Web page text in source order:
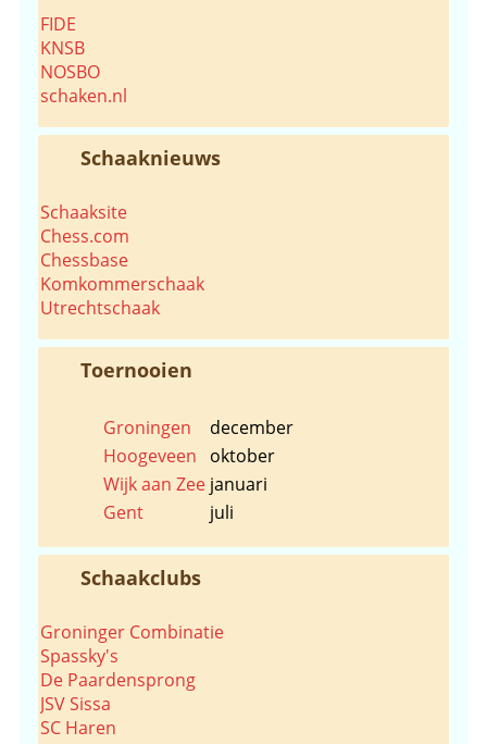
FIDE
KNSB
NOSBO
schaken.nl
Schaaknieuws
Schaaksite
Chess.com
Chessbase
Komkommerschaak
Utrechtschaak
Toernooien
Groningen
december
Hoogeveen
oktober
Wijk aan Zee januari
Gent
juli
Schaakclubs
Groninger Combinatie
Spassky's
De Paardensprong
JSV Sissa
SC Haren